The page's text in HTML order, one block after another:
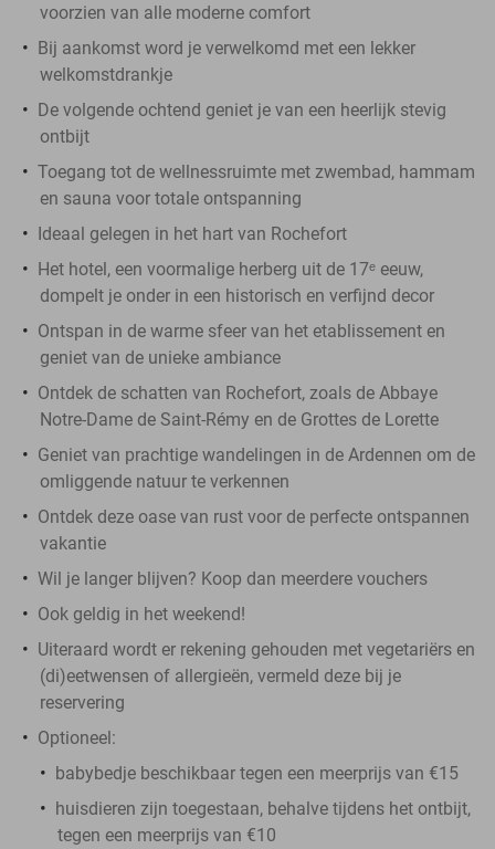
voorzien van alle moderne comfort
Bij aankomst word je verwelkomd met een lekker
welkomstdrankje
De volgende ochtend geniet je van een heerlijk stevig
ontbijt
Toegang tot de wellnessruimte met zwembad, hammam
en sauna voor totale ontspanning
Ideaal gelegen in het hart van Rochefort
Het hotel, een voormalige herberg uit de 17ᵉ eeuw,
dompelt je onder in een historisch en verfijnd decor
Ontspan in de warme sfeer van het etablissement en
geniet van de unieke ambiance
Ontdek de schatten van Rochefort, zoals de Abbaye
Notre-Dame de Saint-Rémy en de Grottes de Lorette
Geniet van prachtige wandelingen in de Ardennen om de
omliggende natuur te verkennen
Ontdek deze oase van rust voor de perfecte ontspannen
vakantie
Wil je langer blijven? Koop dan meerdere vouchers
Ook geldig in het weekend!
Uiteraard wordt er rekening gehouden met vegetariërs en
(di)eetwensen of allergieën, vermeld deze bij je
reservering
Optioneel:
babybedje beschikbaar tegen een meerprijs van €15
huisdieren zijn toegestaan, behalve tijdens het ontbijt,
tegen een meerprijs van €10